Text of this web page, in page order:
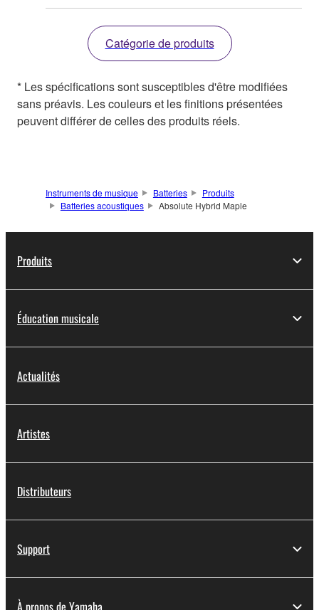
Catégorie de produits
* Les spécifications sont susceptibles d'être modifiées
sans préavis. Les couleurs et les finitions présentées
peuvent différer de celles des produits réels.
Instruments de musique Batteries
Produits
Batteries acoustiques
Absolute Hybrid Maple
Produits
Éducation musicale
Actualités
Artistes
Distributeurs
Support